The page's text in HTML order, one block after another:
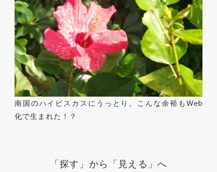
南国のハイビスカスにうっとり。こんな余裕もWeb
化で生まれた！？
「探す」から「見える」へ